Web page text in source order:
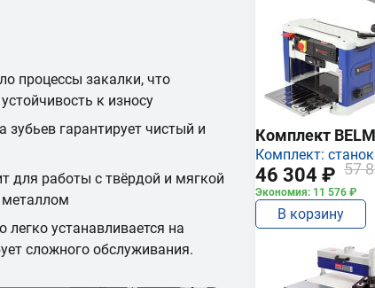
процессы закалки, что
к износу
зубьев гарантирует чистый и
для работы с твёрдой и мягкой
легко устанавливается на
сложного обслуживания.
Комплект
Комплект:
46 304 ₽ 57
Экономия: 11 576 ₽
В корзину